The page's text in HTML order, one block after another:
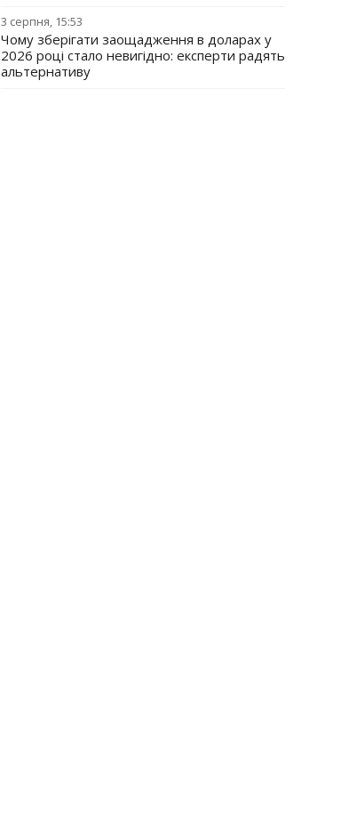
3 серпня, 15:53
Чому зберігати заощадження в доларах у
2026 році стало невигідно: експерти радять
альтернативу